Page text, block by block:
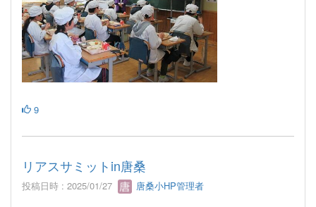
9
リアスサミットin唐桑
投稿日時 : 2025/01/27 唐桑小HP管理者